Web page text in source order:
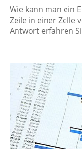
Wie kann man ein
Zeile in einer Zelle
Antwort erfahren